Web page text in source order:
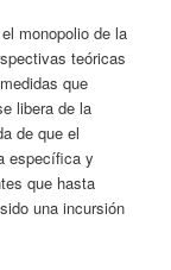
monopolio de la
teóricas
que
libera de la
de que el
específica y
que hasta
una incursión